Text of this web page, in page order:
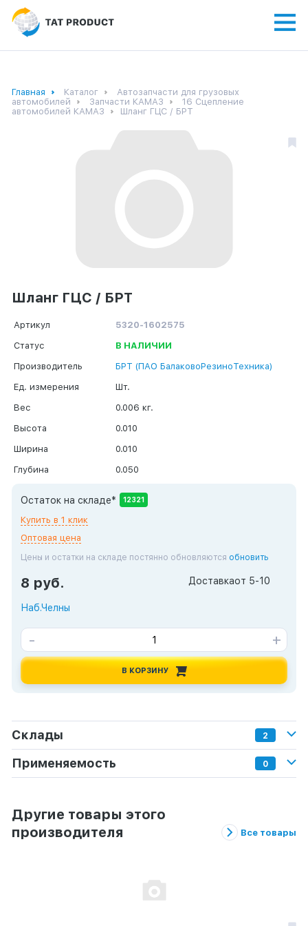
Главная Каталог
Автозапчасти для грузовых
автомобилей
Запчасти КАМАЗ
16 Сцепление
автомобилей КАМАЗ
Шланг ГЦС / БРТ
Шланг ГЦС / БРТ
Артикул
5320-1602575
Статус
В НАЛИЧИИ
Производитель
БРТ (ПАО БалаковоРезиноТехника)
Ед. измерения
Шт.
Вес
0.006 кг.
Высота
0.010
Ширина
0.010
Глубина
0.050
Остаток на складе* 12321
Купить в 1 клик
Оптовая цена
Цены и остатки на складе постянно обновляются обновить
8 руб. Доставкаот 5-10
Наб.Челны
- +
В КОРЗИНУ
Склады 2
Применяемость 0
Другие товары этого
производителя
Все товары